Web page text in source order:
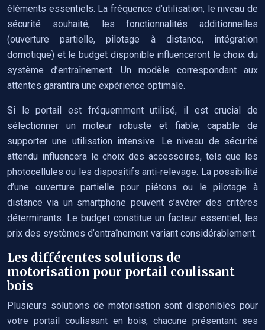
éléments essentiels. La fréquence d’utilisation, le niveau de
sécurité souhaité, les fonctionnalités additionnelles
(ouverture partielle, pilotage à distance, intégration
domotique) et le budget disponible influenceront le choix du
système d’entraînement. Un modèle correspondant aux
attentes garantira une expérience optimale.
Si le portail est fréquemment utilisé, il est crucial de
sélectionner un moteur robuste et fiable, capable de
supporter une utilisation intensive. Le niveau de sécurité
attendu influencera le choix des accessoires, tels que les
photocellules ou les dispositifs anti-relevage. La possibilité
d’une ouverture partielle pour piétons ou le pilotage à
distance via un smartphone peuvent s’avérer des critères
déterminants. Le budget constitue un facteur essentiel, les
prix des systèmes d’entraînement variant considérablement.
Les différentes solutions de
motorisation pour portail coulissant
bois
Plusieurs solutions de motorisation sont disponibles pour
votre portail coulissant en bois, chacune présentant ses